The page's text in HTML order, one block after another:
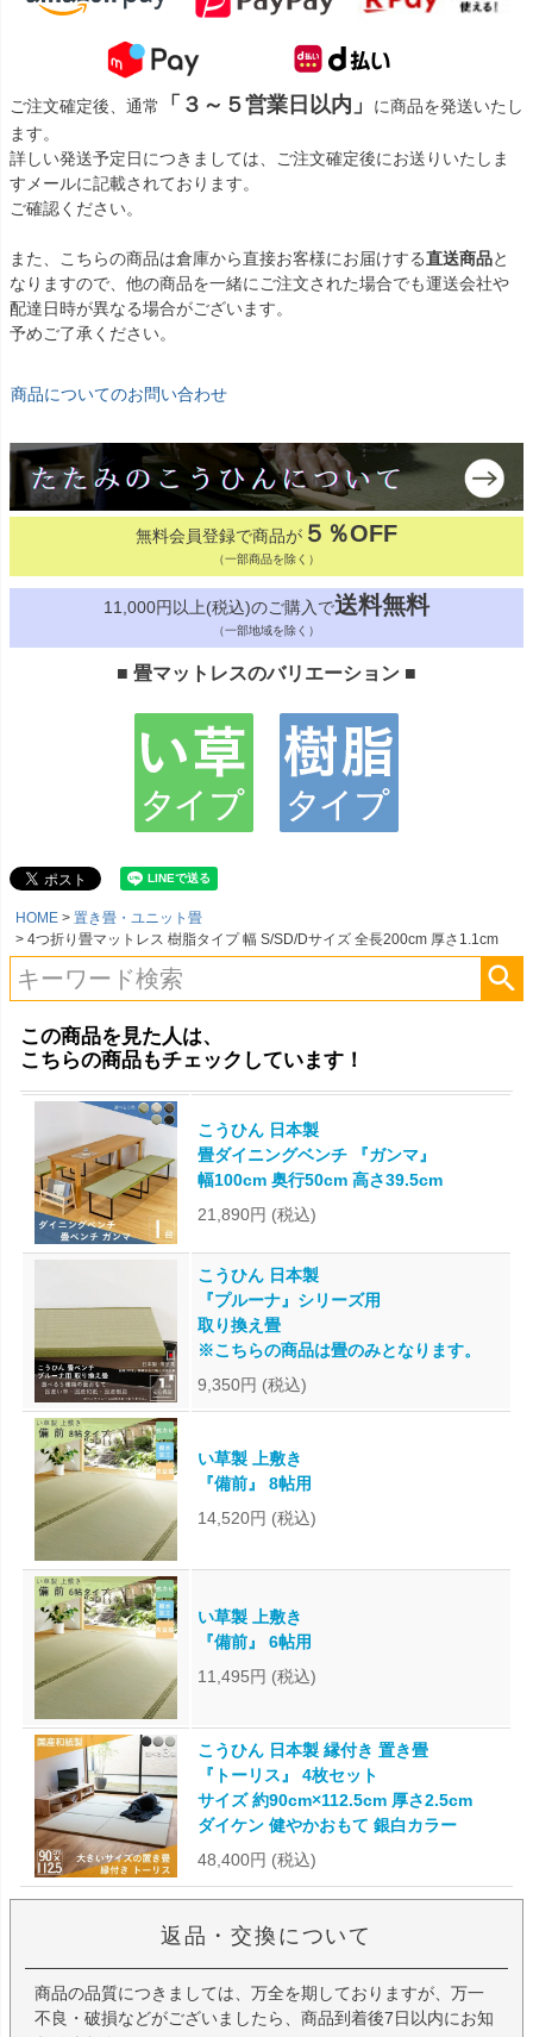
ご注文確定後、通常 「３～５営業日以内」
に商品を発送いたし
ます。
詳しい発送予定日につきましては、ご注文確定後にお送りいたしま
すメールに記載されております。
ご確認ください。
また、こちらの商品は倉庫から直接お客様にお届けする直送商品と
なりますので、他の商品を一緒にご注文された場合でも運送会社や
配達日時が異なる場合がございます。
予めご了承ください。
商品についてのお問い合わせ
無料会員登録で商品が ５％OFF
（一部商品を除く）
11,000円以上(税込)のご購入で送料無料
（一部地域を除く）
■ 畳マットレスのバリエーション ■
HOME
置き畳・ユニット畳
4つ折り畳マットレス 樹脂タイプ 幅 S/SD/Dサイズ 全長200cm 厚さ1.1cm
この商品を見た人は、
こちらの商品もチェックしています！
こうひん 日本製
畳ダイニングベンチ 『ガンマ』
幅100cm 奥行50cm 高さ39.5cm
21,890円 (税込)
こうひん 日本製
『プルーナ』シリーズ用
取り換え畳
※こちらの商品は畳のみとなります。
9,350円 (税込)
い草製 上敷き
『備前』 8帖用
14,520円 (税込)
い草製 上敷き
『備前』 6帖用
11,495円 (税込)
こうひん 日本製 縁付き 置き畳
『トーリス』 4枚セット
サイズ 約90cm×112.5cm 厚さ2.5cm
ダイケン 健やかおもて 銀白カラー
48,400円 (税込)
返品・交換について
商品の品質につきましては、万全を期しておりますが、万一
不良・破損などがございましたら、商品到着後7日以内にお知